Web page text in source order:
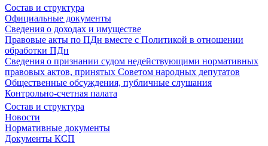
Состав и структура
Официальные документы
Сведения о доходах и имуществе
Правовые акты по ПДн вместе с Политикой в отношении
обработки ПДн
Сведения о признании судом недействующими нормативных
правовых актов, принятых Советом народных депутатов
Общественные обсуждения, публичные слушания
Контрольно-счетная палата
Состав и структура
Новости
Нормативные документы
Документы КСП